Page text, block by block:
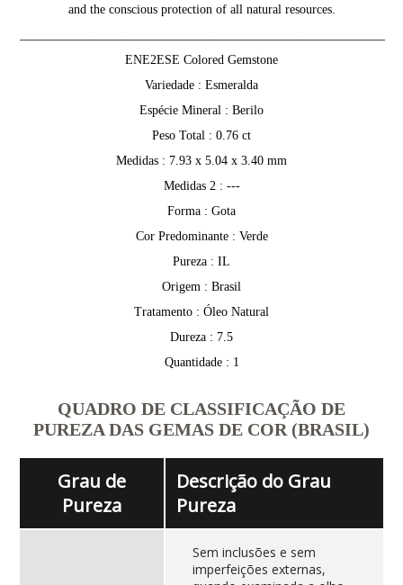
and the conscious protection of all natural resources.
ENE2ESE Colored Gemstone
Variedade : Esmeralda
Espécie Mineral : Berilo
Peso Total : 0.76 ct
Medidas : 7.93 x 5.04 x 3.40 mm
Medidas 2 : ---
Forma : Gota
Cor Predominante : Verde
Pureza : IL
Origem : Brasil
Tratamento : Óleo Natural
Dureza : 7.5
Quantidade : 1
QUADRO DE CLASSIFICAÇÃO DE
PUREZA DAS GEMAS DE COR (BRASIL)
Grau de
Pureza
Descrição do Grau
Pureza
Sem inclusões e sem
imperfeições externas,